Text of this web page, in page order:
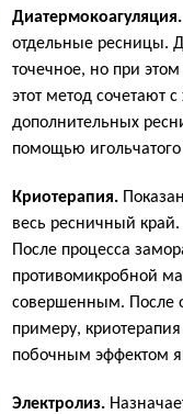
Диатермокоагуляция.
отдельные ресницы.
точечное, но при
этот метод сочетают
дополнительных
помощью
Криотерапия.
весь ресничный
После процесса
противомикробной
совершенным. После
примеру,
побочным эффектом
Электролиз.